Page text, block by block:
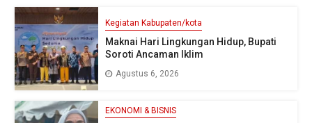
Kegiatan Kabupaten/kota
Maknai Hari Lingkungan Hidup, Bupati
Soroti Ancaman Iklim
Agustus 6, 2026
EKONOMI & BISNIS